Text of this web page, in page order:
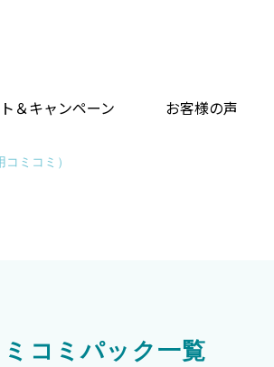
＆キャンペーン お客様の声
ミコミ）
ミコミパック一覧